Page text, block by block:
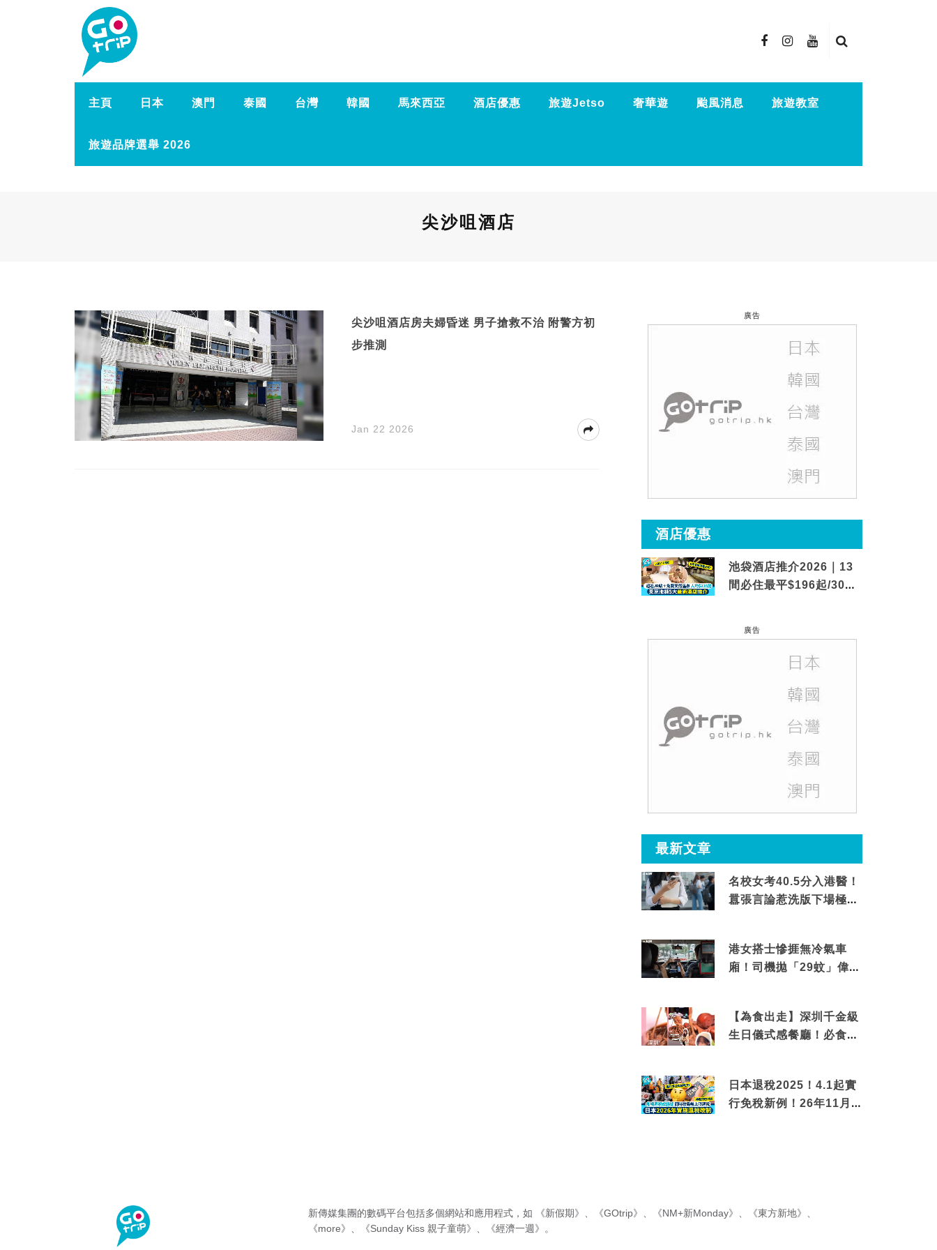
主頁 日本 澳門 泰國 台灣 韓國 馬來西亞 酒店優惠 旅遊Jetso 奢華遊 颱風消息 旅遊教室
旅遊品牌選舉 2026
尖沙咀酒店
尖沙咀酒店房夫婦昏迷 男子搶救不治 附警方初
步推測
Jan 22 2026
廣告
酒店優惠
池袋酒店推介2026｜13
間必住最平$196起/30秒
廣告
最新文章
名校女考40.5分入港醫！
囂張言論惹洗版下場極震
港女搭士慘捱無冷氣車
廂！司機拋「29蚊」偉論
【為食出走】深圳千金級
生日儀式感餐廳！必食失
日本退稅2025！4.1起實
行免稅新例！26年11月
新傳媒集團的數碼平台包括多個網站和應用程式，如 《新假期》 《GOtrip》 《NM+新Monday》 《東方新地》
《more》
《Sunday Kiss 親子童萌》 《經濟一週》 。